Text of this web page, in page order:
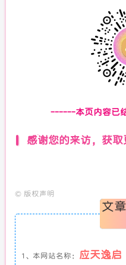
------本页内容已
感谢您的来访，获取
© 版权声明
文
1、本网站名称： 应天逸启